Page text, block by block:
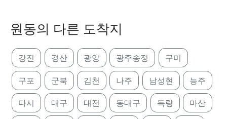
원동의 다른 도착지
강진 경산 광양 광주송정 구미
구포 군북 김천 나주 남성현 능주
다시 대구 대전 동대구 득량 마산